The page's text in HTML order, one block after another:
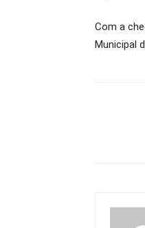
Com a
Municipal